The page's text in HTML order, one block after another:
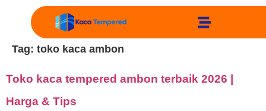
Tag: toko kaca ambon
Toko kaca tempered ambon terbaik 2026 |
Harga & Tips